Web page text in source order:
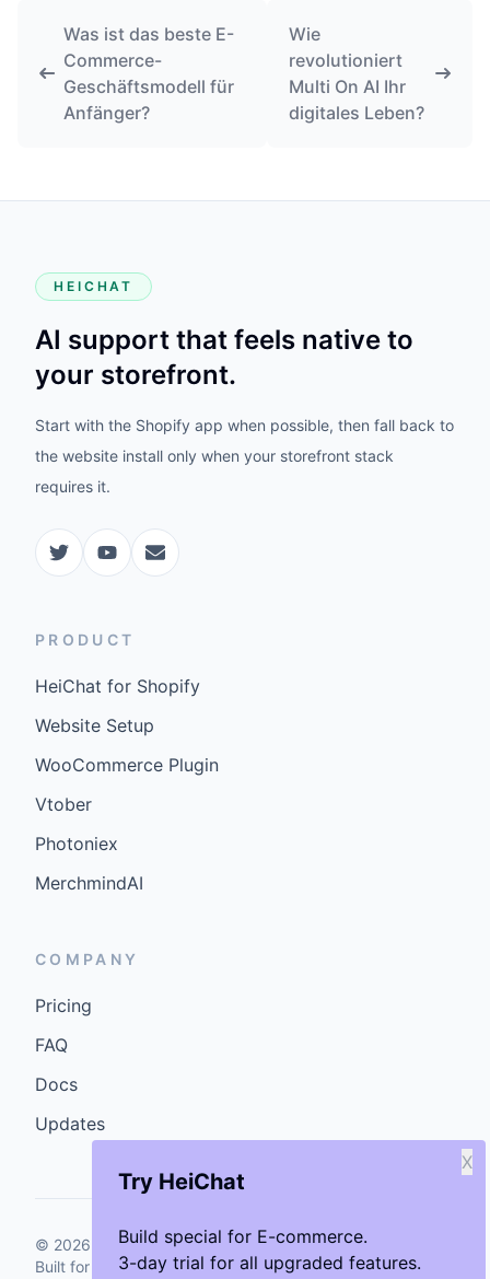
Try HeiChat
Build special for E-commerce.
3-day trial for all upgraded features.
X
Was ist das beste E-
Commerce-
Geschäftsmodell für
Anfänger?
Wie
revolutioniert
Multi On AI Ihr
digitales Leben?
HEICHAT
AI support that feels native to
your storefront.
Start with the Shopify app when possible, then fall back to
the website install only when your storefront stack
requires it.
PRODUCT
HeiChat for Shopify
Website Setup
WooCommerce Plugin
Vtober
Photoniex
MerchmindAI
COMPANY
Pricing
FAQ
Docs
Updates
© 2026 GenCybers Inc. All rights reserved.
Built for storefronts that want faster answers and cleaner